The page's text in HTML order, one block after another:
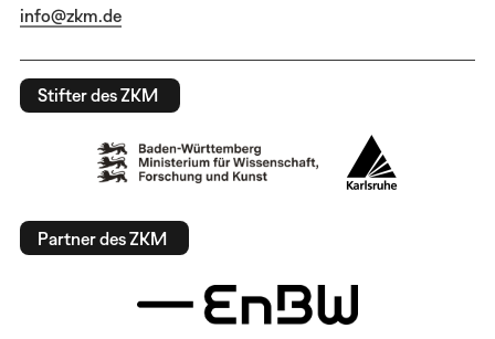
info@zkm.de
Stifter des ZKM
Partner des ZKM